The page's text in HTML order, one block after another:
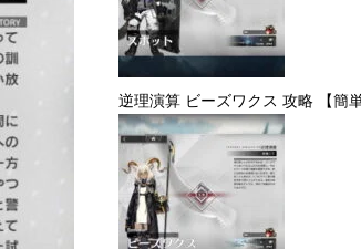
逆理演算 ビーズワクス 攻略 【簡